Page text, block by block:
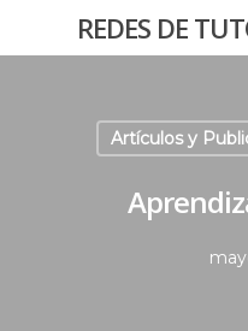
Hit enter to
REDES DE
Artículos y